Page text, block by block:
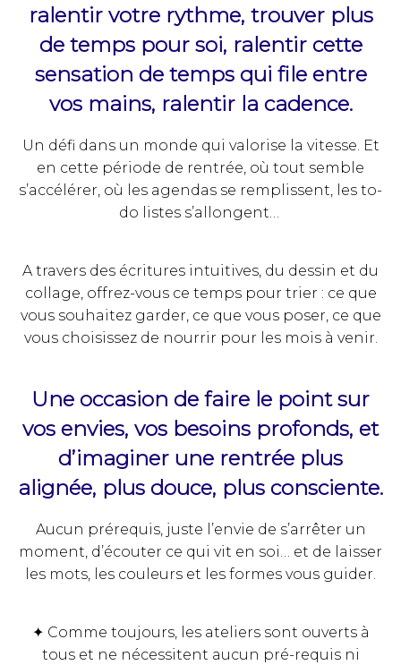
ralentir votre rythme, trouver plus
de temps pour soi, ralentir cette
sensation de temps qui file entre
vos mains, ralentir la cadence.
Un défi dans un monde qui valorise la vitesse. Et
en cette période de rentrée, où tout semble
s’accélérer, où les agendas se remplissent, les to-
do listes s’allongent…
A travers des écritures intuitives, du dessin et du
collage, offrez-vous ce temps pour trier : ce que
vous souhaitez garder, ce que vous poser, ce que
vous choisissez de nourrir pour les mois à venir.
Une occasion de faire le point sur
vos envies, vos besoins profonds, et
d’imaginer une rentrée plus
alignée, plus douce, plus consciente.
Aucun prérequis, juste l’envie de s’arrêter un
moment, d’écouter ce qui vit en soi… et de laisser
les mots, les couleurs et les formes vous guider.
✦ Comme toujours, les ateliers sont ouverts à
tous et ne nécessitent aucun pré-requis ni